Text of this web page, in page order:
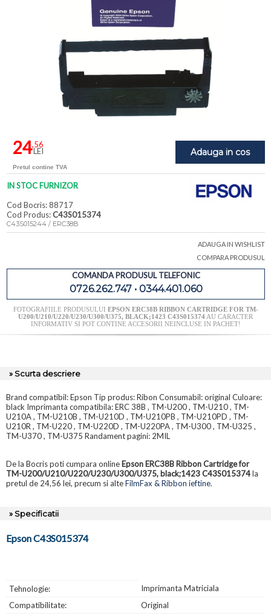
Adauga in cos
24,56
LEI
Pretul contine TVA
IN STOC FURNIZOR
Cod Bocris: 88717
Cod Produs:C43S015374
C43S015244 / ERC38B
ADAUGA IN WISHLIST
COMPARA PRODUSUL
COMANDA PRODUSUL TELEFONIC
0726.262.747 • 0344.401.060
FOTOGRAFIILE PRODUSULUI EPSON ERC38B RIBBON CARTRIDGE FOR TM-
U200/U210/U220/U230/U300/U375, BLACK;1423 C43S015374AU CARACTER
INFORMATIV SI POT CONTINE ACCESORII NEINCLUSE IN PACHET!
» Scurta descriere
Brand compatibil: Epson Tip produs: Ribon Consumabil: original Culoare:
black Imprimanta compatibila: ERC 38B , TM-U200 , TM-U210 , TM-
U210A , TM-U210B , TM-U210D , TM-U210PB , TM-U210PD , TM-
U210R , TM-U220 , TM-U220D , TM-U220PA , TM-U300 , TM-U325 ,
TM-U370 , TM-U375 Randament pagini: 2MIL
De la Bocris poti cumpara online Epson ERC38B Ribbon Cartridge for
TM-U200/U210/U220/U230/U300/U375, black;1423 C43S015374la
pretul de 24,56 lei, precum si alteFilmFax & Ribbon ieftine.
» Specificatii
Epson C43S015374
Tehnologie:
Imprimanta Matriciala
Compatibilitate:
Original